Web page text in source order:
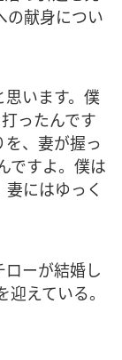
の献身につい
思います。僕
ったんです
、妻が握っ
ですよ。僕は
にはゆっく
ーが結婚し
えている。